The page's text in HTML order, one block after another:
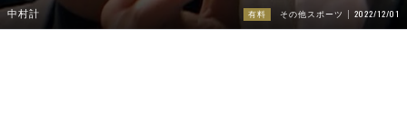
中村計 有料 その他スポーツ 2022/12/01